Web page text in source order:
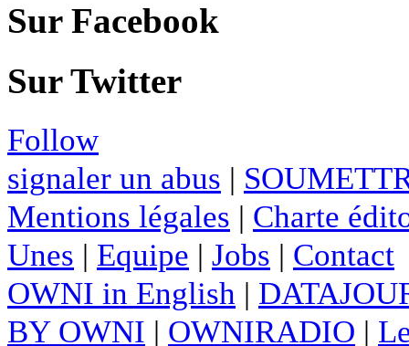
Sur Facebook
Sur Twitter
Follow
signaler un abus |
Mentions légales | Charte
Unes | Equipe | Jobs | Contact
OWNI in English |
BY OWNI | OWNIRADIO |